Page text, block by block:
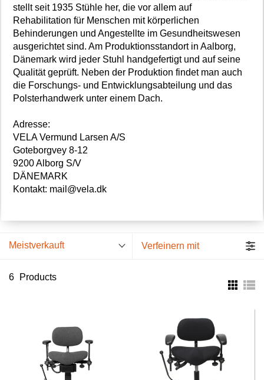
stellt seit 1935 Stühle her, die vor allem auf
Rehabilitation für Menschen mit körperlichen
Behinderungen und Angestellte im Gesundheitswesen
ausgerichtet sind. Am Produktionsstandort in Aalborg,
Dänemark wird jeder Stuhl handgefertigt und auf seine
Qualität geprüft. Neben der Produktion findet man auch
die Forschungs- und Entwicklungsabteilung und das
Polsterhandwerk unter einem Dach.
Adresse:
VELA Vermund Larsen A/S
Goteborgvey 8-12
9200 Alborg S/V
DÄNEMARK
Kontakt: mail@vela.dk
Meistverkauft Verfeinern mit
6 Products